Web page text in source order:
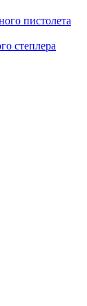
пистолета
степлера